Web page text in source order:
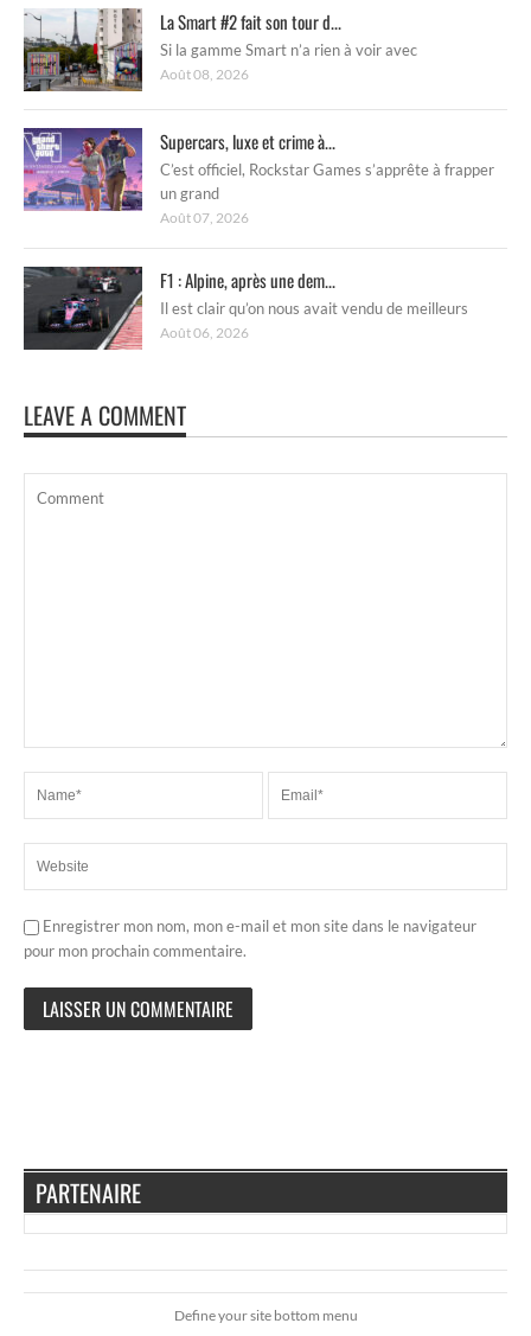
La Smart #2 fait son tour d...
Si la gamme Smart n’a rien à voir avec
Août 08, 2026
Supercars, luxe et crime à...
C’est officiel, Rockstar Games s’apprête à frapper
un grand
Août 07, 2026
F1 : Alpine, après une dem...
Il est clair qu’on nous avait vendu de meilleurs
Août 06, 2026
LEAVE A COMMENT
Enregistrer mon nom, mon e-mail et mon site dans le navigateur
pour mon prochain commentaire.
PARTENAIRE
Define your site bottom menu